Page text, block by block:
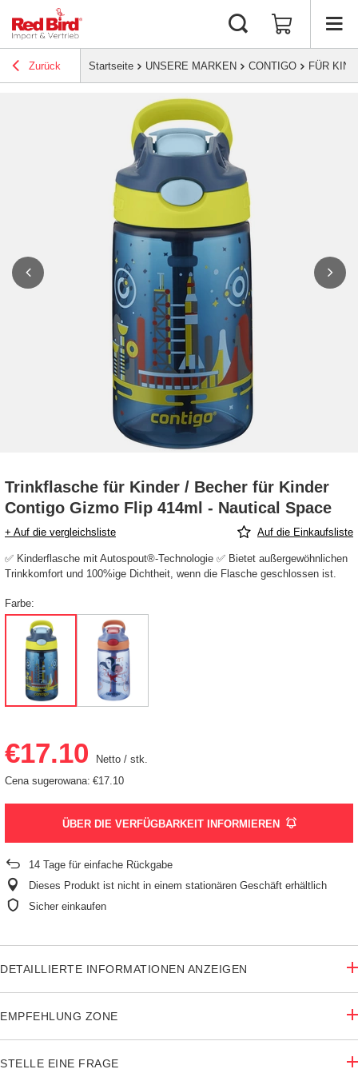
Zurück Startseite UNSERE MARKEN CONTIGO FÜR
Trinkflasche für Kinder / Becher für Kinder
Contigo Gizmo Flip 414ml - Nautical Space
+ Auf die vergleichsliste Auf die Einkaufsliste
✅ Kinderflasche mit Autospout®-Technologie ✅ Bietet außergewöhnlichen
Trinkkomfort und 100%ige Dichtheit, wenn die Flasche geschlossen ist.
Farbe
€17.10 Netto / stk.
Cena sugerowana: €17.10
ÜBER DIE VERFÜGBARKEIT INFORMIEREN
14 Tage für einfache Rückgabe
Dieses Produkt ist nicht in einem stationären Geschäft erhältlich
Sicher einkaufen
DETAILLIERTE INFORMATIONEN ANZEIGEN
EMPFEHLUNG ZONE
STELLE EINE FRAGE